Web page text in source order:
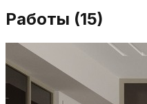
Работы (15)